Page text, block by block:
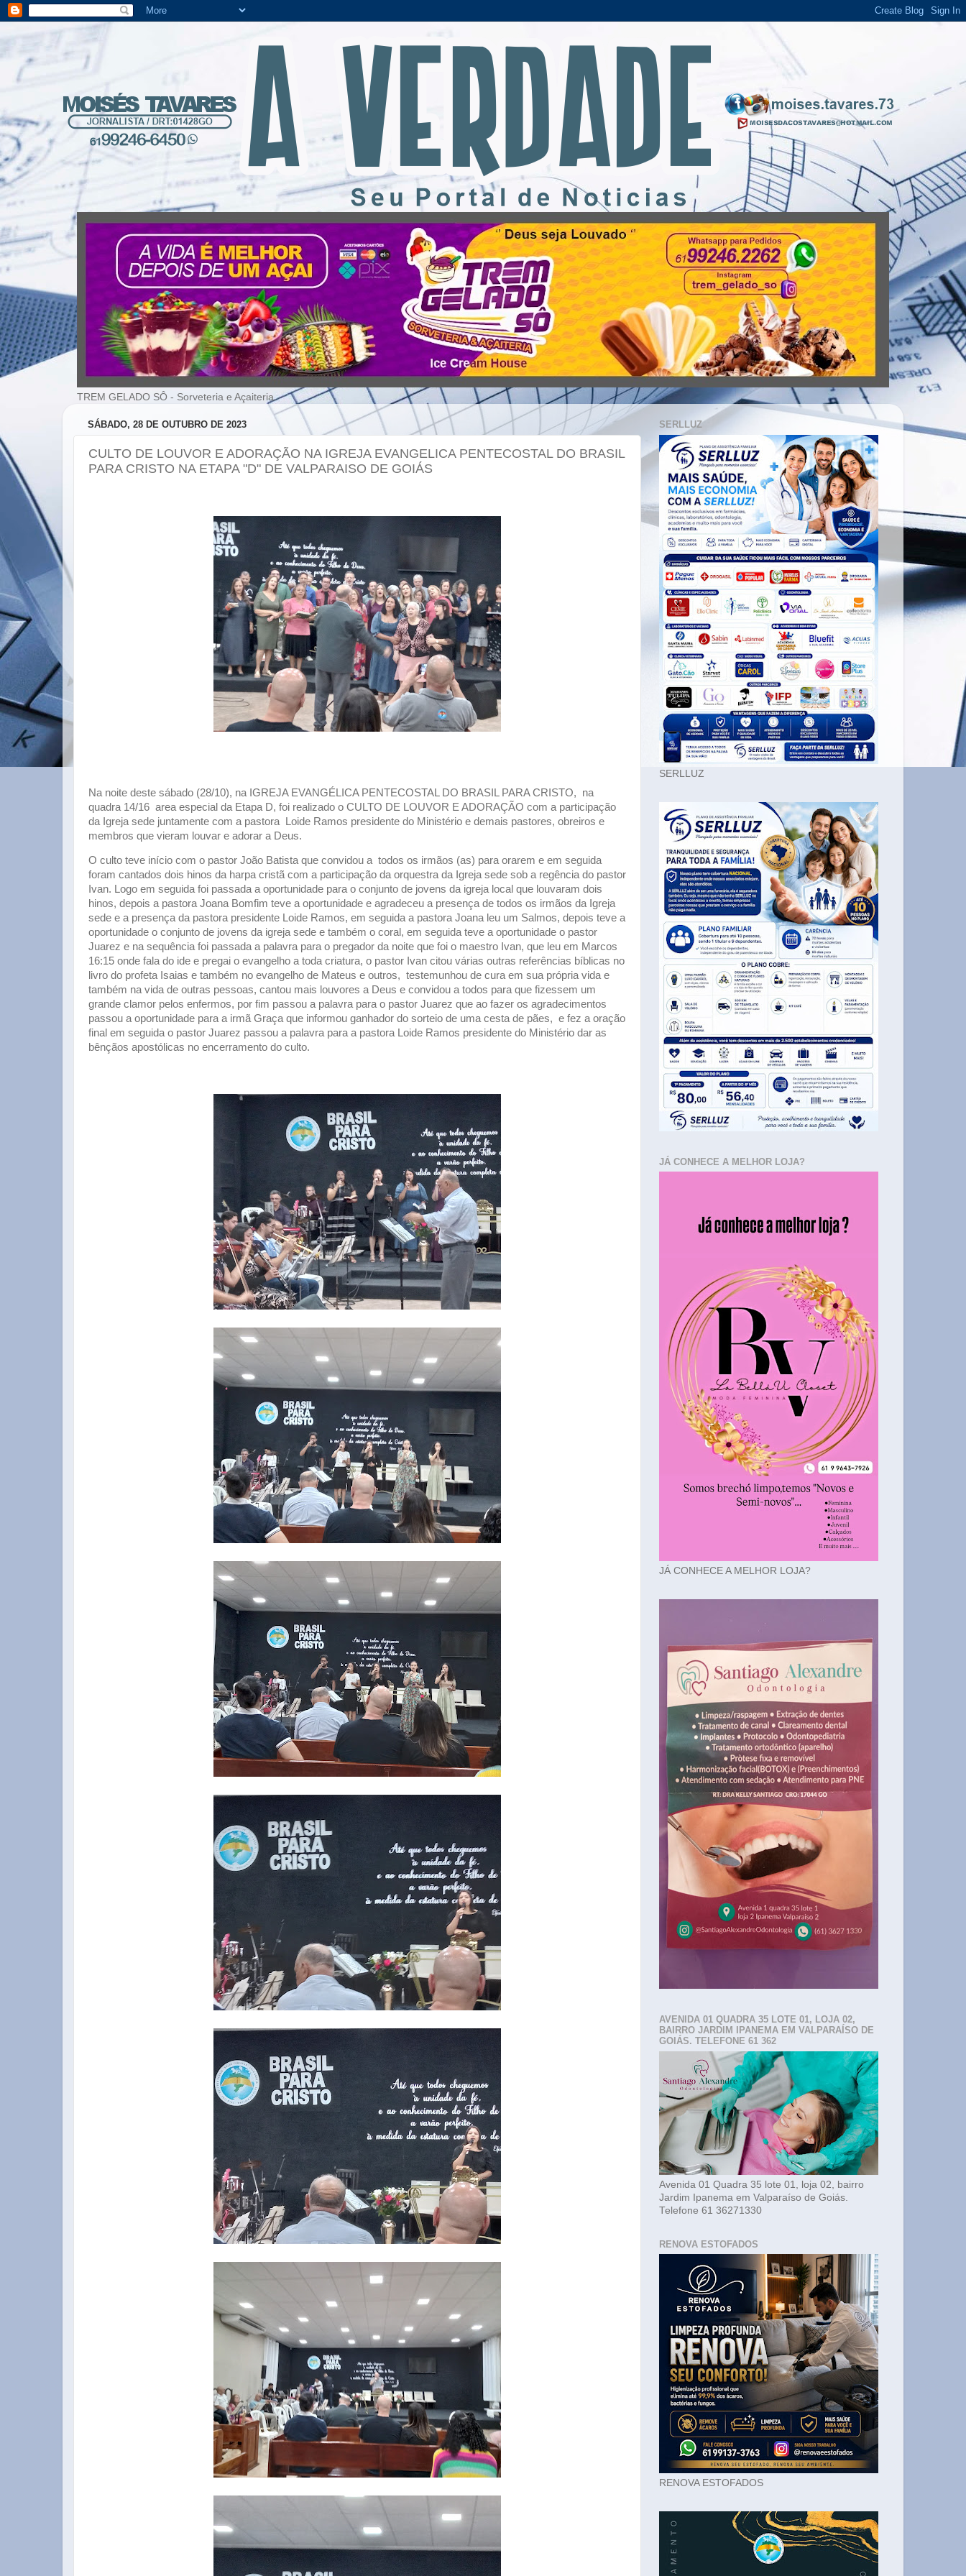
TREM GELADO SÔ - Sorveteria e Açaiteria
SÁBADO, 28 DE OUTUBRO DE 2023
CULTO DE LOUVOR E ADORAÇÃO NA IGREJA EVANGELICA PENTECOSTAL DO BRASIL
PARA CRISTO NA ETAPA "D" DE VALPARAISO DE GOIÁS
Na noite deste sábado (28/10), na IGREJA EVANGÉLICA PENTECOSTAL DO BRASIL PARA CRISTO, na
quadra 14/16 area especial da Etapa D, foi realizado o CULTO DE LOUVOR E ADORAÇÃO com a participação
da Igreja sede juntamente com a pastora Loide Ramos presidente do Ministério e demais pastores, obreiros e
membros que vieram louvar e adorar a Deus.
O culto teve início com o pastor João Batista que convidou a todos os irmãos (as) para orarem e em seguida
foram cantados dois hinos da harpa cristã com a participação da orquestra da Igreja sede sob a regência do pastor
Ivan. Logo em seguida foi passada a oportunidade para o conjunto de jovens da igreja local que louvaram dois
hinos, depois a pastora Joana Bomfim teve a oportunidade e agradeceu a presença de todos os irmãos da Igreja
sede e a presença da pastora presidente Loide Ramos, em seguida a pastora Joana leu um Salmos, depois teve a
oportunidade o conjunto de jovens da igreja sede e também o coral, em seguida teve a oportunidade o pastor
Juarez e na sequência foi passada a palavra para o pregador da noite que foi o maestro Ivan, que leu em Marcos
16:15 onde fala do ide e pregai o evangelho a toda criatura, o pastor Ivan citou várias outras referências bíblicas no
livro do profeta Isaias e também no evangelho de Mateus e outros, testemunhou de cura em sua própria vida e
também na vida de outras pessoas, cantou mais louvores a Deus e convidou a todos para que fizessem um
grande clamor pelos enfermos, por fim passou a palavra para o pastor Juarez que ao fazer os agradecimentos
passou a oportunidade para a irmã Graça que informou ganhador do sorteio de uma cesta de pães, e fez a oração
final em seguida o pastor Juarez passou a palavra para a pastora Loide Ramos presidente do Ministério dar as
bênçãos apostólicas no encerramento do culto.
SERLLUZ
SERLLUZ
JÁ CONHECE A MELHOR LOJA?
JÁ CONHECE A MELHOR LOJA?
AVENIDA 01 QUADRA 35 LOTE 01, LOJA 02,
BAIRRO JARDIM IPANEMA EM VALPARAÍSO DE
GOIÁS. TELEFONE 61 362
Avenida 01 Quadra 35 lote 01, loja 02, bairro
Jardim Ipanema em Valparaíso de Goiás.
Telefone 61 36271330
RENOVA ESTOFADOS
RENOVA ESTOFADOS